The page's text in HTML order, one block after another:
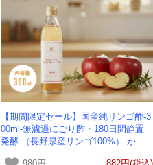
【期間限定セール】国産純リンゴ酢-3
00ml-無濾過にごり酢・180日間静置
発酵 （長野県産リンゴ100%）-かわ